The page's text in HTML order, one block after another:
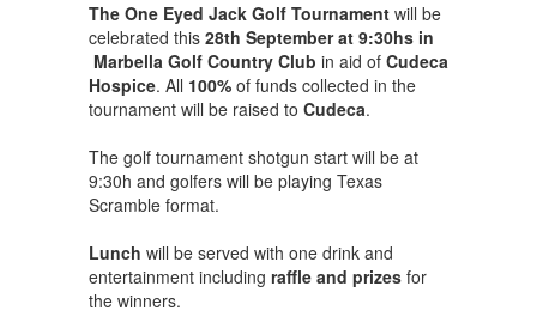
The One Eyed Jack Golf Tournament will be
celebrated this 28th September at 9:30hs in
Marbella Golf Country Club in aid of Cudeca
Hospice. All 100% of funds collected in the
tournament will be raised to Cudeca.
The golf tournament shotgun start will be at
9:30h and golfers will be playing Texas
Scramble format.
Lunch will be served with one drink and
entertainment including raffle and prizes for
the winners.